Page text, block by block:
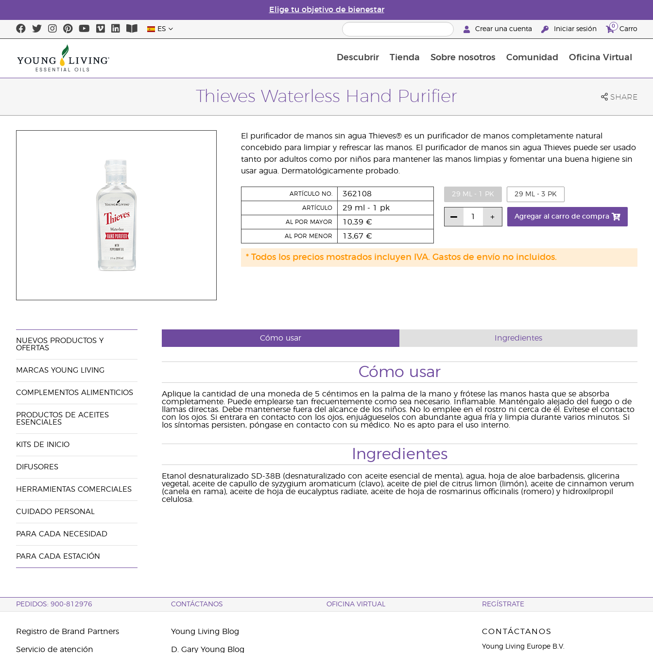
Elige tu objetivo de bienestar
ES Crear una cuenta Iniciar sesión 0 Carro
Descubrir Tienda Sobre nosotros Comunidad Oficina Virtual
Thieves Waterless Hand Purifier SHARE
El purificador de manos sin agua Thieves® es un purificador de manos completamente natural
concebido para limpiar y refrescar las manos. El purificador de manos sin agua Thieves puede ser usado
tanto por adultos como por niños para mantener las manos limpias y fomentar una buena higiene sin
usar agua. Dermatológicamente probado.
ARTÍCULO NO. 362108
ARTÍCULO 29 ml - 1 pk
AL POR MAYOR 10,39 €
AL POR MENOR 13,67 €
29 ML - 1 PK 29 ML - 3 PK
Agregar al carro de compra
* Todos los precios mostrados incluyen IVA. Gastos de envío no incluidos.
NUEVOS PRODUCTOS Y
OFERTAS
MARCAS YOUNG LIVING
COMPLEMENTOS ALIMENTICIOS
PRODUCTOS DE ACEITES
ESENCIALES
KITS DE INICIO
DIFUSORES
HERRAMIENTAS COMERCIALES
CUIDADO PERSONAL
PARA CADA NECESIDAD
PARA CADA ESTACIÓN
Cómo usar Ingredientes
Cómo usar
Aplique la cantidad de una moneda de 5 céntimos en la palma de la mano y frótese las manos hasta que se absorba
completamente. Puede emplearse tan frecuentemente como sea necesario. Inflamable. Manténgalo alejado del fuego o de
llamas directas. Debe mantenerse fuera del alcance de los niños. No lo emplee en el rostro ni cerca de él. Evítese el contacto
con los ojos. Si entrara en contacto con los ojos, enjuágueselos con abundante agua fría y limpia durante varios minutos. Si
los síntomas persisten, póngase en contacto con su médico. No es apto para el uso interno.
Ingredientes
Etanol desnaturalizado SD-38B (desnaturalizado con aceite esencial de menta), agua, hoja de aloe barbadensis, glicerina
vegetal, aceite de capullo de syzygium aromaticum (clavo), aceite de piel de citrus limon (limón), aceite de cinnamon verum
(canela en rama), aceite de hoja de eucalyptus radiate, aceite de hoja de rosmarinus officinalis (romero) y hidroxilpropil
celulosa.
PEDIDOS: 900-812976 CONTÁCTANOS OFICINA VIRTUAL REGÍSTRATE
Registro de Brand Partners
Servicio de atención
Young Living Blog
D. Gary Young Blog
CONTÁCTANOS
Young Living Europe B.V.